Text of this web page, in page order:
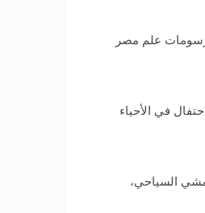
علم مصر
اللاعبين، احتفالًا بالفوز الغالي، وصعود الفريق الوطني إلى كأس العالم «روسيا 2018»، للاحتفال في الأحياء
السياحي،